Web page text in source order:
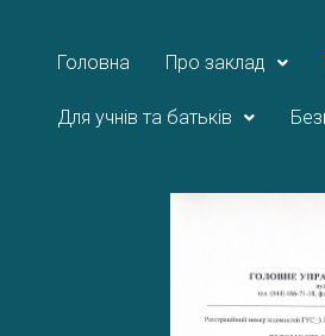
Головна Про заклад
Для учнів та батьків